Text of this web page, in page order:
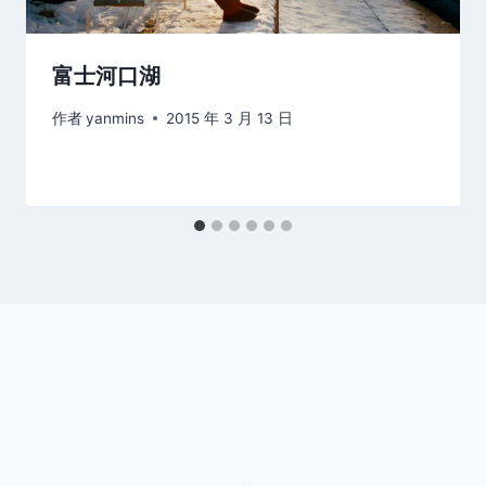
富士河口湖
作者yanmins 2015 年 3 月 13 日